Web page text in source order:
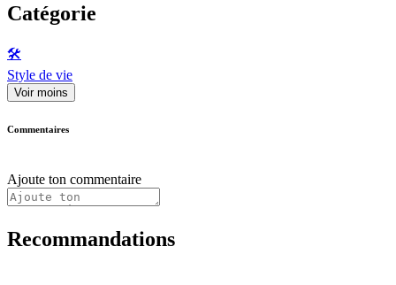
Catégorie
🛠️
Style de vie
Voir moins
Commentaires
Ajoute ton commentaire
Recommandations